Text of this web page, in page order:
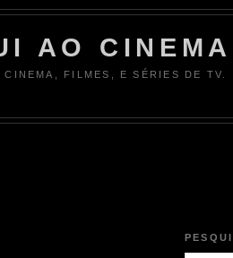
AO CINEMA
CINEMA, FILMES, E SÉRIES DE TV.